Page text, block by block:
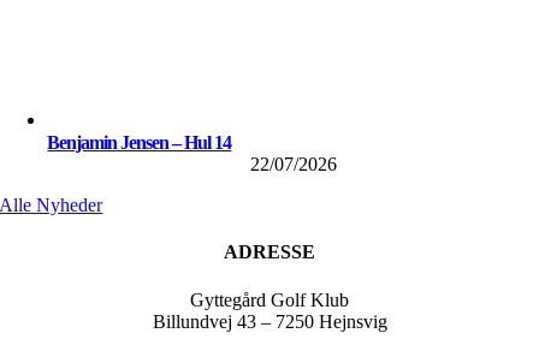
Benjamin Jensen – Hul 14
22/07/2026
Alle Nyheder
ADRESSE
Gyttegård Golf Klub
Billundvej 43 – 7250 Hejnsvig